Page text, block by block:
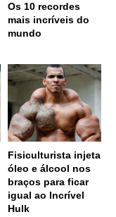
Os 10 recordes
mais incríveis do
mundo
Fisiculturista injeta
óleo e álcool nos
braços para ficar
igual ao Incrível
Hulk